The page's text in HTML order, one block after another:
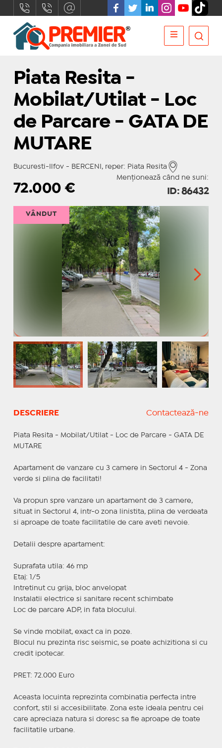
Piata Resita -
Mobilat/Utilat - Loc
de Parcare - GATA DE
MUTARE
Bucuresti-Ilfov - BERCENI, reper: Piata Resita
Menționează când ne suni:
72.000€ ID: 86432
VÂNDUT
DESCRIERE Contactează-ne
Piata Resita - Mobilat/Utilat - Loc de Parcare - GATA DE
MUTARE
Apartament de vanzare cu 3 camere in Sectorul 4 - Zona
verde si plina de facilitati!
Va propun spre vanzare un apartament de 3 camere,
situat in Sectorul 4, intr-o zona linistita, plina de verdeata
si aproape de toate facilitatile de care aveti nevoie.
Detalii despre apartament:
Suprafata utila: 46 mp
Etaj: 1/5
Intretinut cu grija, bloc anvelopat
Instalatii electrice si sanitare recent schimbate
Loc de parcare ADP, in fata blocului.
Se vinde mobilat, exact ca in poze.
Blocul nu prezinta risc seismic, se poate achizitiona si cu
credit ipotecar.
PRET: 72.000 Euro
Aceasta locuinta reprezinta combinatia perfecta intre
confort, stil si accesibilitate. Zona este ideala pentru cei
care apreciaza natura si doresc sa fie aproape de toate
facilitatile urbane.